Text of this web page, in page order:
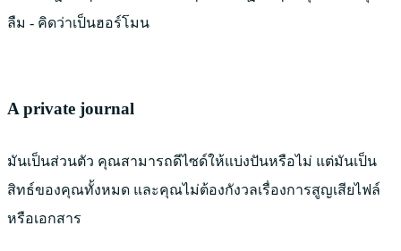
ลืม - คิดว่าเป็นฮอร์โมน
A private journal
มันเป็นส่วนตัว คุณสามารถดีไซด์ให้แบ่งปันหรือไม่ แต่มันเป็น
สิทธ์ของคุณทั้งหมด และคุณไม่ต้องกังวลเรื่องการสูญเสียไฟล์
หรือเอกสาร